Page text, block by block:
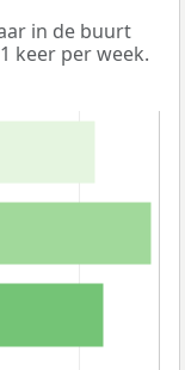
in de buurt
keer per week.